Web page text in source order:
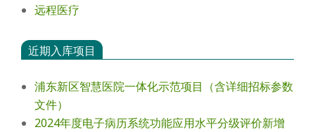
远程医疗
近期入库项目
浦东新区智慧医院一体化示范项目（含详细招标参数
文件）
2024年度电⼦病历系统功能应⽤⽔平分级评价新增